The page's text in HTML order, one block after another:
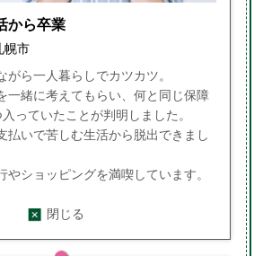
から卒業
幌市
がら一人暮らしでカツカツ。
一緒に考えてもらい、何と同じ保障
っていたことが判明しました。
払いで苦しむ生活から脱出できまし
やショッピングを満喫しています。
閉じる